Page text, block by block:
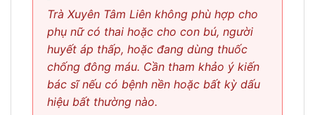
Trà Xuyên Tâm Liên không phù hợp cho
phụ nữ có thai hoặc cho con bú, người
huyết áp thấp, hoặc đang dùng thuốc
chống đông máu. Cần tham khảo ý kiến
bác sĩ nếu có bệnh nền hoặc bất kỳ dấu
hiệu bất thường nào.